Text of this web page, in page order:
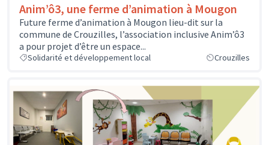
Anim’ô3, une ferme d’animation à Mougon
Future ferme d’animation à Mougon lieu-dit sur la
commune de Crouzilles, l’association inclusive Anim’ô3
a pour projet d’être un espace...
Solidarité et développement local Crouzilles